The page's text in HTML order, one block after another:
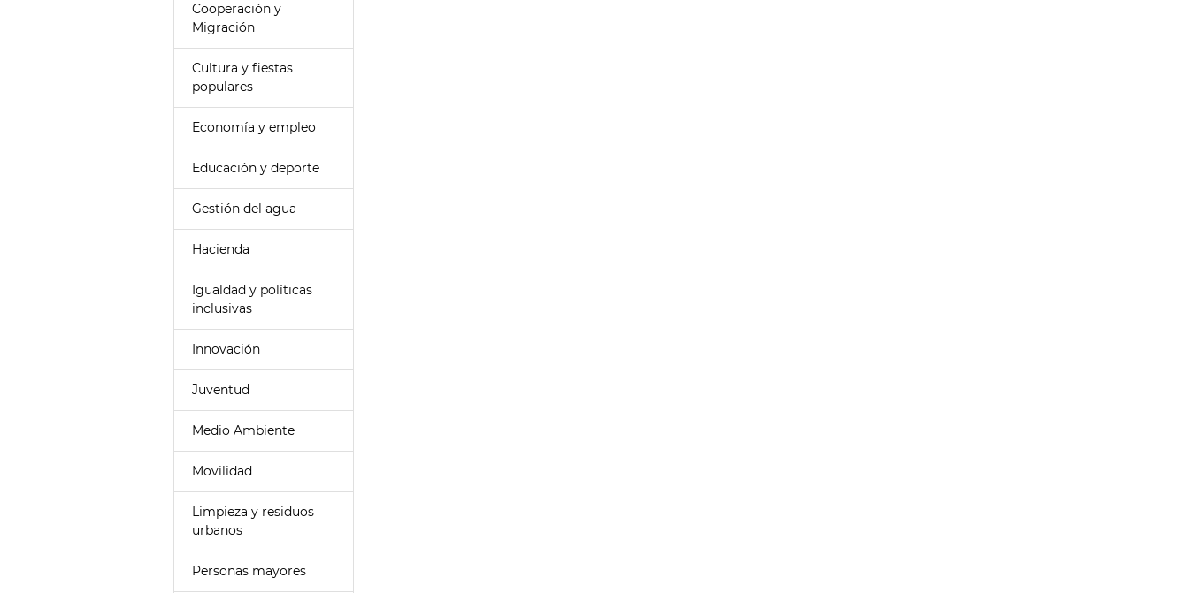
Cooperación y
Migración
Cultura y fiestas
populares
Economía y empleo
Educación y deporte
Gestión del agua
Hacienda
Igualdad y políticas
inclusivas
Innovación
Juventud
Medio Ambiente
Movilidad
Limpieza y residuos
urbanos
Personas mayores